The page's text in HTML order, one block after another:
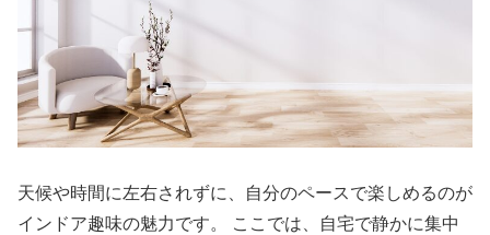
天候や時間に左右されずに、自分のペースで楽しめるのが
インドア趣味の魅力です。 ここでは、自宅で静かに集中